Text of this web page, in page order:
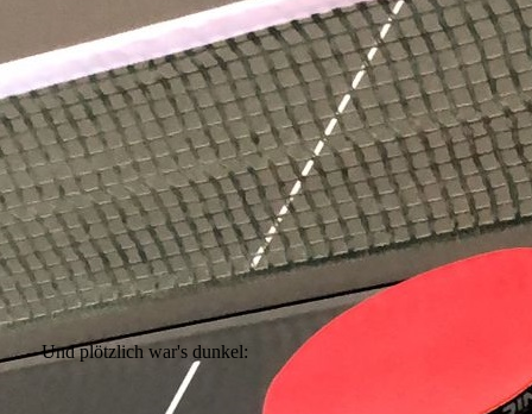
Und plötzlich war's dunkel: